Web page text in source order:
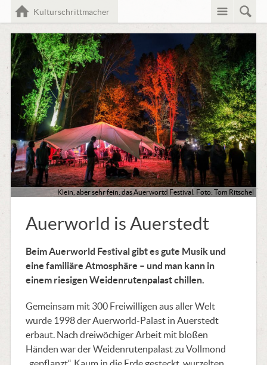
KulturschrittmacherHome Menü
Klein, aber sehr fein: das Auerwortd Festival. Foto: Tom Ritschel
Auerworld is Auerstedt
Beim Auerworld Festival gibt es gute Musik und
eine familiäre Atmosphäre – und man kann in
einem riesigen Weidenrutenpalast chillen.
Gemeinsam mit 300 Freiwilligen aus aller Welt
wurde 1998 der Auerworld-Palast in Auerstedt
erbaut. Nach dreiwöchiger Arbeit mit bloßen
Händen war der Weidenrutenpalast zu Vollmond